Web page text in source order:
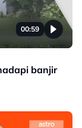
00:59
banjir